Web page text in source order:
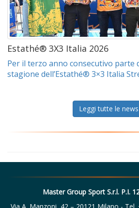
Estathé® 3X3 Italia 2026
Per il terzo anno consecutivo parte
stagione dell’Estathé® 3×3 Italia
Leggi tutte le news
Master Group Sport S.r.l. P.I.